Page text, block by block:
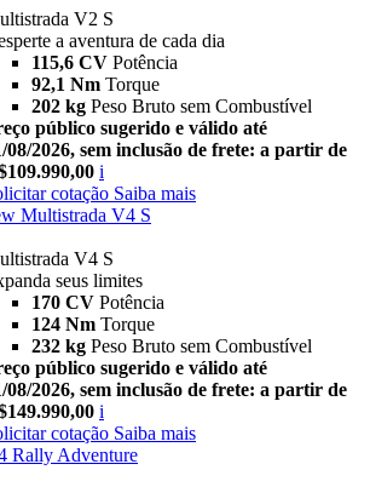
V2 S
a aventura de cada dia
115,6 CV Potência
92,1 Nm Torque
202 kg Peso Bruto sem Combustível
público sugerido e válido até
08/2026, sem inclusão de frete: a partir de
i
cotação Saiba mais
Multistrada V4 S
V4 S
seus limites
170 CV Potência
124 Nm Torque
232 kg Peso Bruto sem Combustível
público sugerido e válido até
08/2026, sem inclusão de frete: a partir de
i
cotação Saiba mais
Rally Adventure